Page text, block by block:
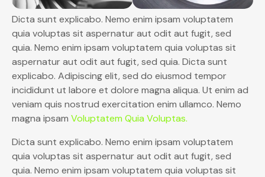
Dicta sunt explicabo. Nemo enim ipsam voluptatem
quia voluptas sit aspernatur aut odit aut fugit, sed
quia. Nemo enim ipsam voluptatem quia voluptas sit
aspernatur aut odit aut fugit, sed quia. Dicta sunt
explicabo. Adipiscing elit, sed do eiusmod tempor
incididunt ut labore et dolore magna aliqua. Ut enim ad
veniam quis nostrud exercitation enim ullamco. Nemo
magna ipsam Voluptatem Quia Voluptas.
Dicta sunt explicabo. Nemo enim ipsam voluptatem
quia voluptas sit aspernatur aut odit aut fugit, sed
quia. Nemo enim ipsam voluptatem quia voluptas sit